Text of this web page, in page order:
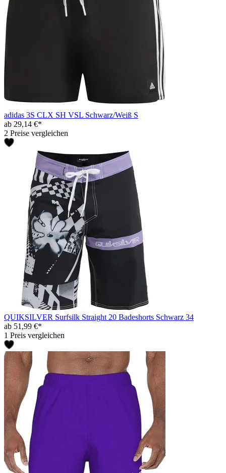
adidas 3S CLX SH VSL Schwarz/Weiß S
ab 29,14 €*
2 Preise vergleichen
QUIKSILVER Surfsilk Straight 20 Badeshorts Schwarz 34
ab 51,99 €*
1 Preis vergleichen